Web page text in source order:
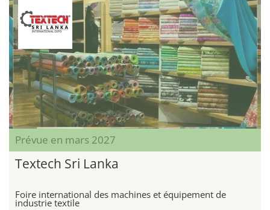
Prévue en mars 2027
Textech Sri Lanka
Foire international des machines et équipement de
industrie textile